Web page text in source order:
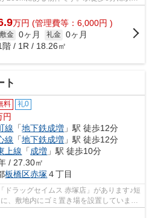
用する...
万円 (管理費等：6,000円 )
敷金 0ヶ月 礼金 0ヶ月
階 / 1R / 18.26㎡
ト
料 礼0
円
線 「地下鉄成増 」駅 徒歩12分
線 「地下鉄成増 」駅 徒歩12分
上線 「成増 」駅 徒歩10分
/ 27.30㎡
板橋区赤塚 ４丁目
ドラッグセイムス 赤塚店」があります♪短
、敷地内にゴミ置き場を設置しています♪
...